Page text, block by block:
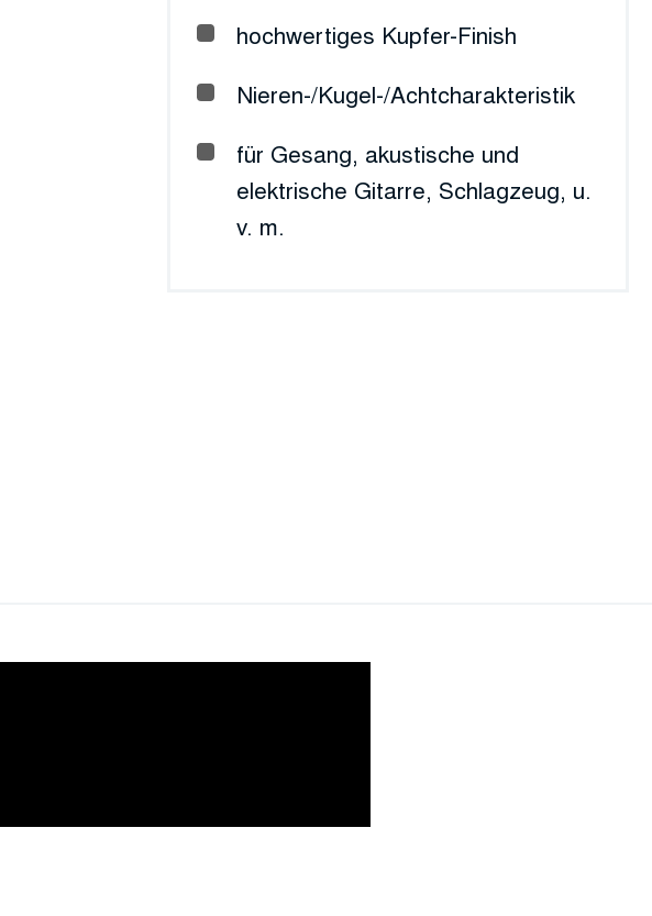
hochwertiges Kupfer-Finish
Nieren-/Kugel-/Achtcharakteristik
für Gesang, akustische und
elektrische Gitarre, Schlagzeug, u.
v. m.